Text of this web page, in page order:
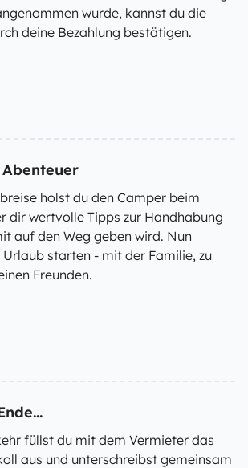
wurde, kannst du die
deine Bezahlung bestätigen.
holst du den Camper beim
dir wertvolle Tipps zur Handhabung
auf den Weg geben wird. Nun
starten - mit der Familie, zu
Freunden.
füllst du mit dem Vermieter das
aus und unterschreibst gemeinsam